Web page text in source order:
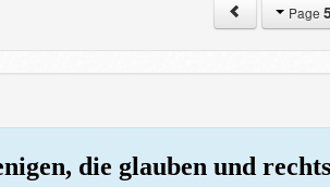
die glauben und